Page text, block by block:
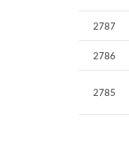
2787
2786
2785